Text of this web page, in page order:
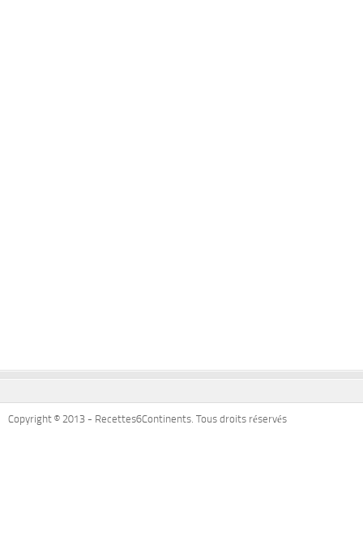
Copyright © 2013 - Recettes6Continents. Tous droits réservés